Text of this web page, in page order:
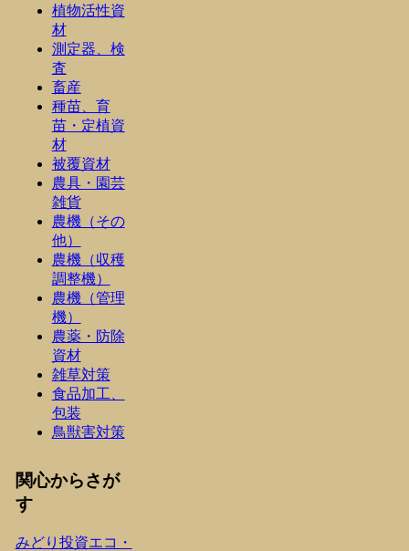
植物活性資
材
測定器、検
査
畜産
種苗、育
苗・定植資
材
被覆資材
農具・園芸
雑貨
農機（その
他）
農機（収穫
調整機）
農機（管理
機）
農薬・防除
資材
雑草対策
食品加工、
包装
鳥獣害対策
関心からさが
す
みどり投資エコ・